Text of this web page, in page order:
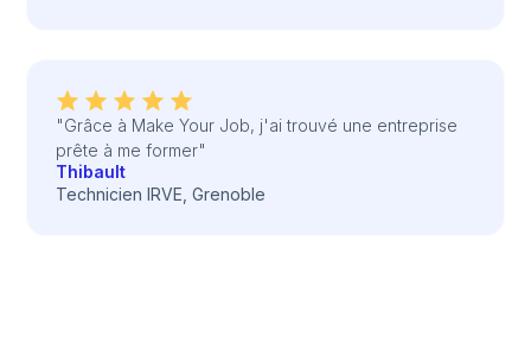
"Grâce à Make Your Job, j'ai trouvé une entreprise
prête à me former"
Thibault
Technicien IRVE, Grenoble